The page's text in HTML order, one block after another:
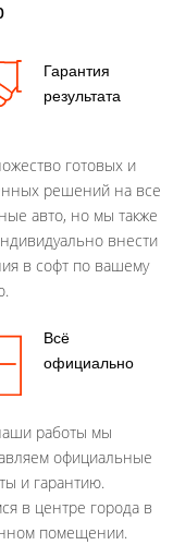
Гарантия
результата
готовых и
решений на все
авто, но мы также
внести
в софт по вашему
Всё
официально
работы мы
официальные
и гарантию.
в центре города в
помещении.